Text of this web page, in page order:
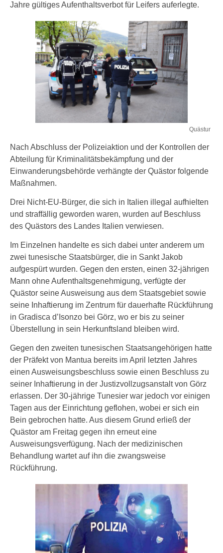
Jahre gültiges Aufenthaltsverbot für Leifers auferlegte.
Quästur
Nach Abschluss der Polizeiaktion und der Kontrollen der
Abteilung für Kriminalitätsbekämpfung und der
Einwanderungsbehörde verhängte der Quästor folgende
Maßnahmen.
Drei Nicht-EU-Bürger, die sich in Italien illegal aufhielten
und straffällig geworden waren, wurden auf Beschluss
des Quästors des Landes Italien verwiesen.
Im Einzelnen handelte es sich dabei unter anderem um
zwei tunesische Staatsbürger, die in Sankt Jakob
aufgespürt wurden. Gegen den ersten, einen 32-jährigen
Mann ohne Aufenthaltsgenehmigung, verfügte der
Quästor seine Ausweisung aus dem Staatsgebiet sowie
seine Inhaftierung im Zentrum für dauerhafte Rückführung
in Gradisca d’Isonzo bei Görz, wo er bis zu seiner
Überstellung in sein Herkunftsland bleiben wird.
Gegen den zweiten tunesischen Staatsangehörigen hatte
der Präfekt von Mantua bereits im April letzten Jahres
einen Ausweisungsbeschluss sowie einen Beschluss zu
seiner Inhaftierung in der Justizvollzugsanstalt von Görz
erlassen. Der 30-jährige Tunesier war jedoch vor einigen
Tagen aus der Einrichtung geflohen, wobei er sich ein
Bein gebrochen hatte. Aus diesem Grund erließ der
Quästor am Freitag gegen ihn erneut eine
Ausweisungsverfügung. Nach der medizinischen
Behandlung wartet auf ihn die zwangsweise
Rückführung.